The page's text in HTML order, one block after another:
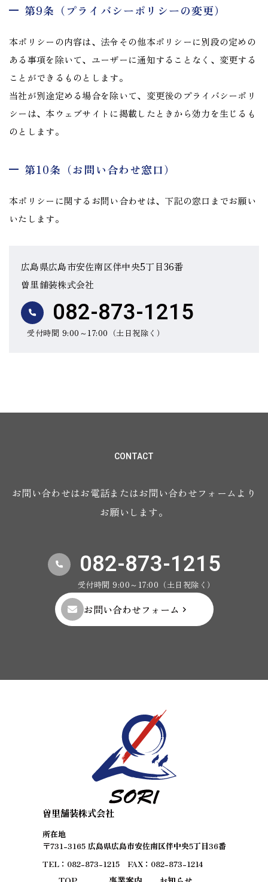
第9条（プライバシーポリシーの変更）
本ポリシーの内容は、法令その他本ポリシーに別段の定めの
ある事項を除いて、ユーザーに通知することなく、変更する
ことができるものとします。
当社が別途定める場合を除いて、変更後のプライバシーポリ
シーは、本ウェブサイトに掲載したときから効力を生じるも
のとします。
第10条（お問い合わせ窓口）
本ポリシーに関するお問い合わせは、下記の窓口までお願い
いたします。
広島県広島市安佐南区伴中央5丁目36番
曽里舗装株式会社
082-873-1215
受付時間 9:00～17:00（土日祝除く）
CONTACT
お問い合わせはお電話またはお問い合わせフォームより
お願いします。
082-873-1215
受付時間 9:00～17:00（土日祝除く）
お問い合わせフォーム
曽里舗装株式会社
所在地
〒731-3165 広島県広島市安佐南区伴中央5丁目36番
TEL：082-873-1215 FAX：082-873-1214